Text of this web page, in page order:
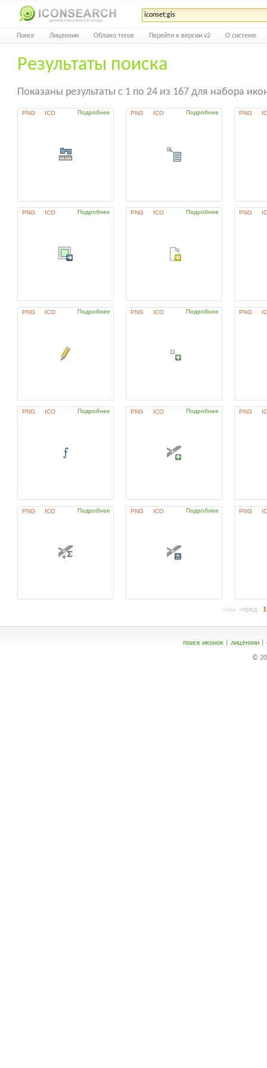
Поиск Лицензии Облако тегов Перейти к версии v2 О системе
Результаты поиска
Показаны результаты с 1 по 24 из 167 для набора
PNG ICO Подробнее PNG ICO Подробнее PNG
PNG ICO Подробнее PNG ICO Подробнее PNG
PNG ICO Подробнее PNG ICO Подробнее PNG
PNG ICO Подробнее PNG ICO Подробнее PNG
PNG ICO Подробнее PNG ICO Подробнее PNG
←Ctrl «пред. 1
поиск иконок| лицензии|
©